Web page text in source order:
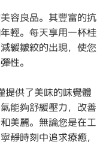
容良品。其豐富的抗
輕。每天享用一杯桂
緩皺紋的出現，使您
性。
提供了美味的味覺體
能夠舒緩壓力，改善
美麗。無論您是在工
靜時刻中追求療癒，